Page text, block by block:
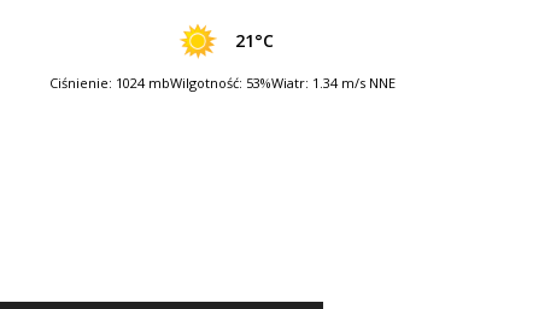
21°C
Ciśnienie: 1024 mbWilgotność: 53%Wiatr: 1.34 m/s NNE